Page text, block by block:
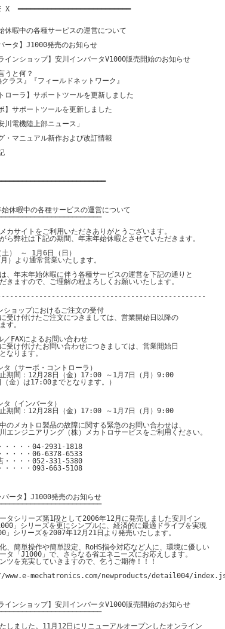
━━━━━━━━━━━━━━━━━━━━━━━━━━━
休暇中の各種サービスの運営について
ータ】J1000発売のお知らせ
インショップ】安川インバータV1000販売開始のお知らせ
うと何？
ラス』『フィールドネットワーク』
ローラ】サポートツールを更新しました
】サポートツールを更新しました
川電機陸上部ニュース」
・マニュアル新作および改訂情報
休暇中の各種サービスの運営について
カサイトをご利用いただきありがとうございます。
ら弊社は下記の期間、年末年始休暇とさせていただきます。
） ～ 1月6日（日）
）より通常営業いたします。
、年末年始休暇に伴う各種サービスの運営を下記の通りと
きますので、ご理解の程よろしくお願いいたします。
ショップにおけるご注文の受付
受け付けたご注文につきましては、営業開始日以降の
す。
／FAXによるお問い合わせ
受け付けたお問い合わせにつきましては、営業開始日
なります。
タ（サーボ・コントローラ）
期間：12月28日（金）17:00 ～1月7日（月）9:00
（金）は17:00までとなります。）
（インバータ）
期間：12月28日（金）17:00 ～1月7日（月）9:00
のメカトロ製品の故障に関する緊急のお問い合わせは、
エンジニアリング（株）メカトロサービスをご利用ください。
・・・・04-2931-1818
・・・・06-6378-6533
・・・・052-331-5380
・・・・093-663-5108
ータ】J1000発売のお知らせ
タシリーズ第1段として2006年12月に発売しました安川イン
」シリーズを更にシンプルに、経済的に最適ドライブを実現
」シリーズを2007年12月21日より発売いたします。
、簡単操作や簡単設定、RoHS指令対応など人に、環境に優しい
タ「J1000」で、さらなる省エネニーズにお応えします。
ツを充実していきますので、乞うご期待！！！
mechatronics.com/newproducts/detail004/
インショップ】安川インバータV1000販売開始のお知らせ
しました。11月12日にリニューアルオープンしたオンライン